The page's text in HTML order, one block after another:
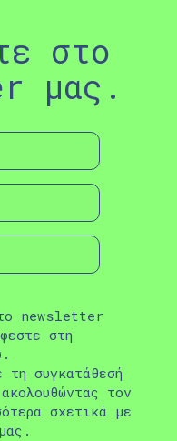
στο
μας.
newsletter
στη
τη συγκατάθεσή
τον
σχετικά με
μας.